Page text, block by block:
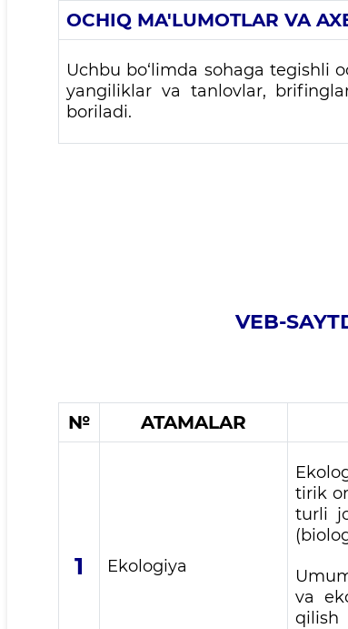
OCHIQ MA'LUMOTLAR VA
Uchbu bo‘limda sohaga tegishli
yangiliklar va tanlovlar,
boriladi.
VEB-
№ ATAMALAR
1 Ekologiya
tirik
turli
va
qilish